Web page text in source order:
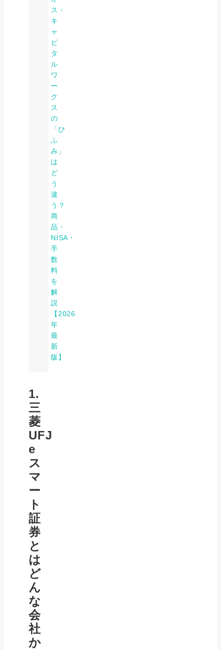
ス・
キ
ャ
ピ
タ
ル
ワ
ー
ク
ス
の
「ひ
ふ
み」
は
ど
う
違
う？
商
品・
NISA・
手
数
料
を
解
説
【2026
年
最
新
版】
1.
三
菱
UFJ
e
ス
マ
ー
ト
証
券
と
は
ど
ん
な
会
社
か